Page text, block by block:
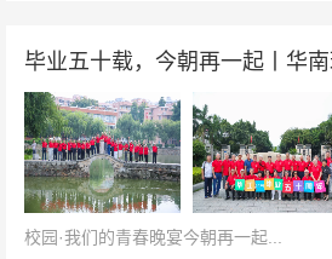
校园·我们的青春晚宴今朝再一起...